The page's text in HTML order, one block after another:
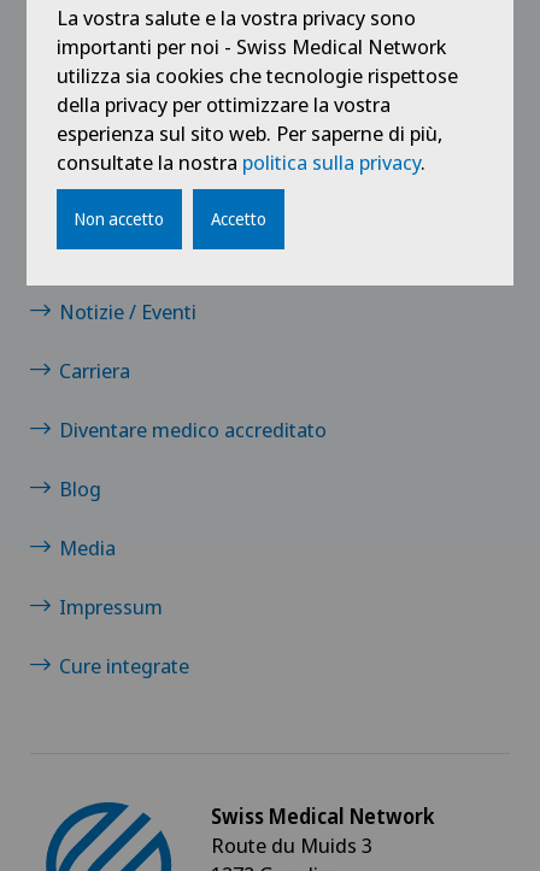
Servizio pazienti
Tirocinanti e apprendisti
Ärztezentrum Solothurn
Centre Médico-Chirurgical des Eaux-Vives
Centro Medico Blenio
Clinica Sant Anna
Clinique de Genolier
Clinique de Montchoisi
Clinique de Valère
Genolier Innovation Hub SA
Contatto
Notizie / Eventi
Carriera
Diventare medico accreditato
Blog
Media
Impressum
Cure integrate
Swiss Medical Network
Route du Muids 3
La vostra salute e la vostra privacy sono
importanti per noi - Swiss Medical Network
utilizza sia cookies che tecnologie rispettose
della privacy per ottimizzare la vostra
esperienza sul sito web. Per saperne di più,
consultate la nostra politica sulla privacy.
Non accetto Accetto